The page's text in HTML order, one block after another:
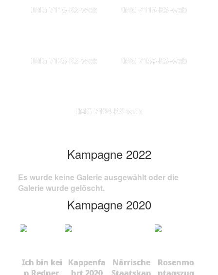
IMG 7116-KS-web IMG 7119-KS-web
IMG 7123-KS-web IMG 7130-KS-web
IMG 7134-KS-web
Kampagne 2022
Es wurde keine Galerie ausgewählt oder die
Galerie wurde gelöscht.
Kampagne 2020
Ich bin kei
Kappenfa
Närrische
Rosenmo